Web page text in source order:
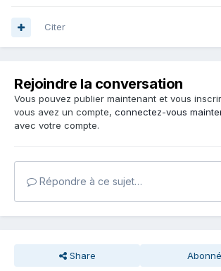
Citer
Rejoindre la conversation
Vous pouvez publier maintenant et vous
vous avez un compte, connectez-vous
avec votre compte.
Répondre à ce sujet…
Share